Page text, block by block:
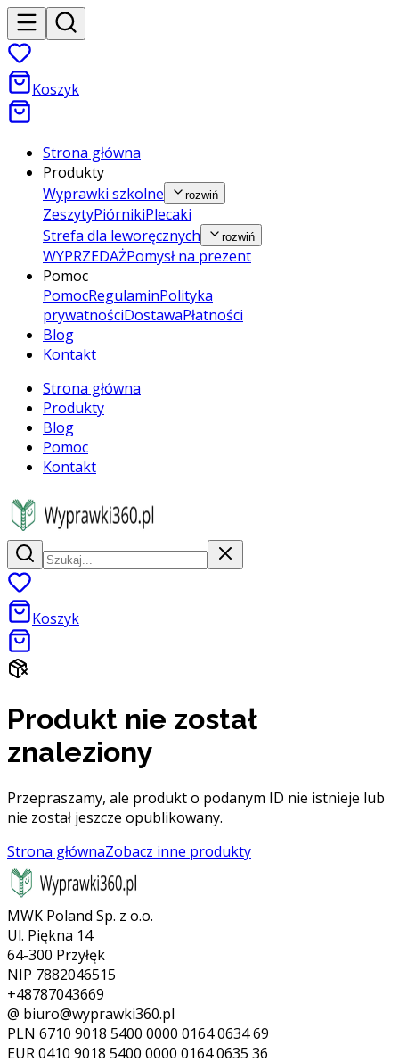
Koszyk
Strona główna
Produkty
Wyprawki szkolne
rozwiń
ZeszytyPiórnikiPlecaki
Strefa dla leworęcznych
rozwiń
WYPRZEDAŻPomysł na prezent
Pomoc
PomocRegulaminPolityka
prywatnościDostawaPłatności
Blog
Kontakt
Strona główna
Produkty
Blog
Pomoc
Kontakt
Koszyk
Produkt nie został
znaleziony
Przepraszamy, ale produkt o podanym ID nie istnieje lub
nie został jeszcze opublikowany.
Strona głównaZobacz inne produkty
MWK Poland Sp. z o.o.
Ul. Piękna 14
64-300 Przyłęk
NIP 7882046515
+48787043669
@ biuro@wyprawki360.pl
PLN 6710 9018 5400 0000 0164 0634 69
EUR0410 9018 5400 0000 0164 0635 36